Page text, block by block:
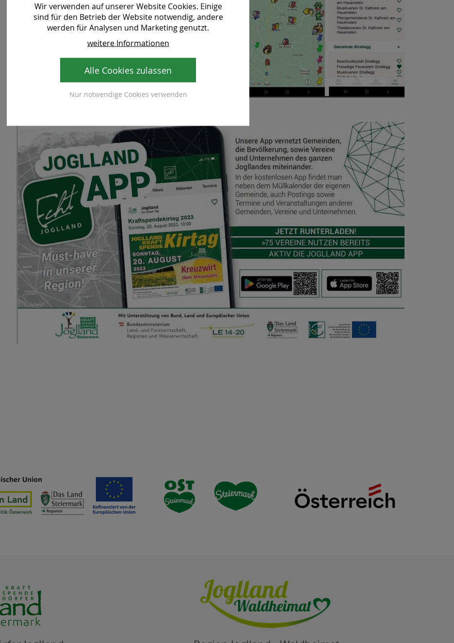
Wir verwenden auf unserer Website Cookies. Einige
sind für den Betrieb der Website notwendig, andere
werden für Analysen und Marketing genutzt.
weitere Informationen
Alle Cookies zulassen
Nur notwendige Cookies verwenden